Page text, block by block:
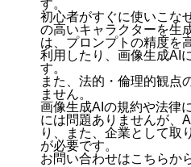
す。
初心者がすぐに使いこな
の高いキャラクターを生
は、プロンプトの精度を
利用したり、画像生成AI
す。
また、法的・倫理的観点
ません。
画像生成AIの規約や法律
には問題ありませんが、
り、また、企業として取
が必要です。
お問い合わせはこちらか